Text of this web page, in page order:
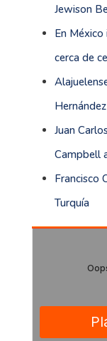
Jewison
En
cerca de
Juan
Campbell
Francisco
Turquía